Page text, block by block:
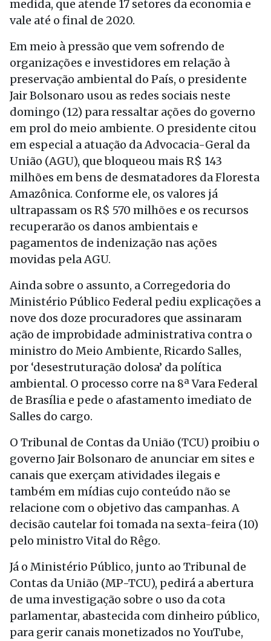
medida, que atende 17 setores da economia e
vale até o final de 2020.
Em meio à pressão que vem sofrendo de
organizações e investidores em relação à
preservação ambiental do País, o presidente
Jair Bolsonaro usou as redes sociais neste
domingo (12) para ressaltar ações do governo
em prol do meio ambiente. O presidente citou
em especial a atuação da Advocacia-Geral da
União (AGU), que bloqueou mais R$ 143
milhões em bens de desmatadores da Floresta
Amazônica. Conforme ele, os valores já
ultrapassam os R$ 570 milhões e os recursos
recuperarão os danos ambientais e
pagamentos de indenização nas ações
movidas pela AGU.
Ainda sobre o assunto, a Corregedoria do
Ministério Público Federal pediu explicações a
nove dos doze procuradores que assinaram
ação de improbidade administrativa contra o
ministro do Meio Ambiente, Ricardo Salles,
por ‘desestruturação dolosa’ da política
ambiental. O processo corre na 8ª Vara Federal
de Brasília e pede o afastamento imediato de
Salles do cargo.
O Tribunal de Contas da União (TCU) proibiu o
governo Jair Bolsonaro de anunciar em sites e
canais que exerçam atividades ilegais e
também em mídias cujo conteúdo não se
relacione com o objetivo das campanhas. A
decisão cautelar foi tomada na sexta-feira (10)
pelo ministro Vital do Rêgo.
Já o Ministério Público, junto ao Tribunal de
Contas da União (MP-TCU), pedirá a abertura
de uma investigação sobre o uso da cota
parlamentar, abastecida com dinheiro público,
para gerir canais monetizados no YouTube,